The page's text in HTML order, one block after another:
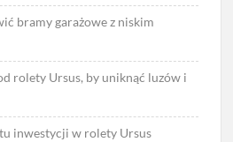
bramy garażowe z niskim
rolety Ursus, by uniknąć luzów i
inwestycji w rolety Ursus